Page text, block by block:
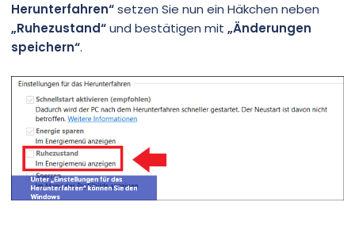
Herunterfahren“setzen Sie nun ein Häkchen neben
„Ruhezustand“und bestätigen mit „Änderungen
speichern“.